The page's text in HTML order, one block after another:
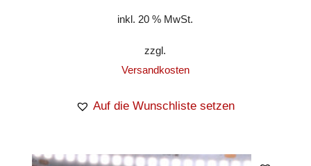
inkl. 20 % MwSt.
zzgl.
Versandkosten
Auf die Wunschliste setzen